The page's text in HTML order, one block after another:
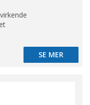
SE MER
SE MER